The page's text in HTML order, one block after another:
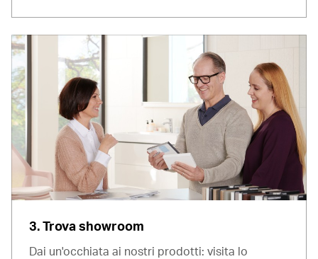
3. Trova showroom
Dai un'occhiata ai nostri prodotti: visita lo